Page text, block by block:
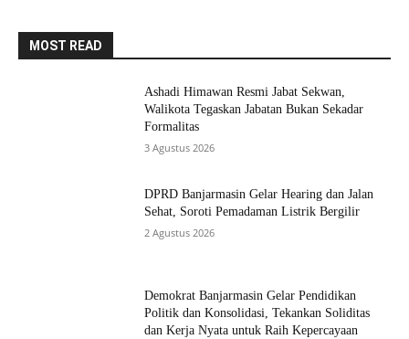
MOST READ
Ashadi Himawan Resmi Jabat Sekwan,
Walikota Tegaskan Jabatan Bukan Sekadar
Formalitas
3 Agustus 2026
DPRD Banjarmasin Gelar Hearing dan Jalan
Sehat, Soroti Pemadaman Listrik Bergilir
2 Agustus 2026
Demokrat Banjarmasin Gelar Pendidikan
Politik dan Konsolidasi, Tekankan Soliditas
dan Kerja Nyata untuk Raih Kepercayaan